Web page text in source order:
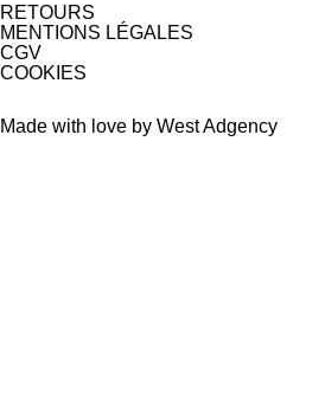
RETOURS
MENTIONS LÉGALES
CGV
COOKIES
Made with love by West Adgency